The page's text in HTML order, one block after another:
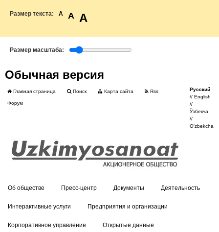
Размер текста: A A A
Размер масштаба:
Обычная версия
Главная страница Поиск Карта сайта Rss
Форум
Русский
//English
//
Ўзбекча
//
O'zbekcha
Об обществе Пресс-центр Документы Деятельность
Интерактивные услуги Предприятия и организации
Корпоративное управление Открытые данные